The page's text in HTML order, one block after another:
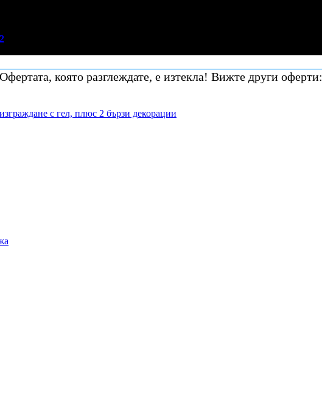
2
Офертата, която разглеждате, е изтекла! Вижте други оферти:
с гел, плюс 2 бързи декорации